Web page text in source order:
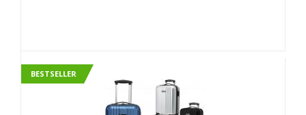
BESTSELLER